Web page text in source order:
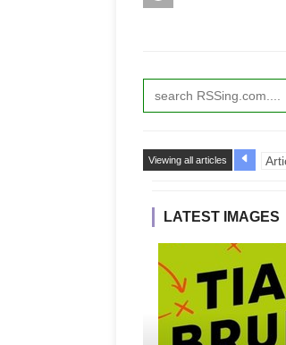
Viewing all articles
LATEST IMAGES